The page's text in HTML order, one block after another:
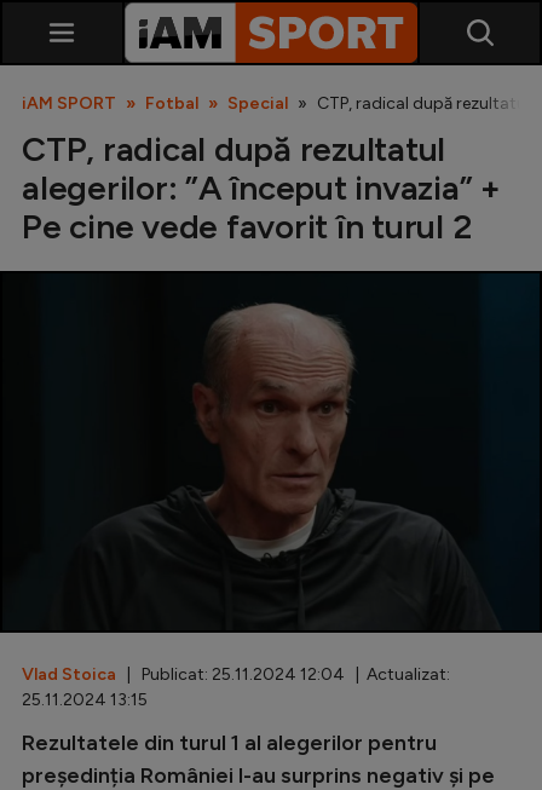
SuperLiga
Cupa României
Echipa Națională
U21
Fotbal feminin
Diverse
Inedit
iAM SPORT Fotbal Special CTP, radical după rezultatul
CTP, radical după rezultatul
alegerilor: ”A început invazia” +
Pe cine vede favorit în turul 2
Vlad Stoica | Publicat: 25.11.2024 12:04 | Actualizat:
25.11.2024 13:15
Rezultatele din turul 1 al alegerilor pentru
președinția României l-au surprins negativ și pe